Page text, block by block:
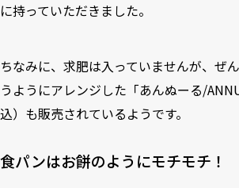
に持っていただきました。
ちなみに、求肥は入っていませんが、ぜ
うようにアレンジした「あんぬーる/
込）も販売されているようです。
食パンはお餅のようにモチモチ！